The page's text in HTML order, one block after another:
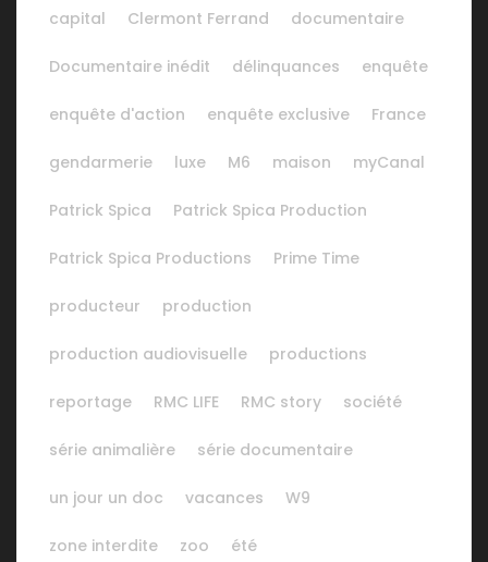
capital Clermont Ferrand documentaire
Documentaire inédit délinquances enquête
enquête d'action enquête exclusive France
gendarmerie luxe M6 maison myCanal
Patrick Spica Patrick Spica Production
Patrick Spica Productions Prime Time
producteur production
production audiovisuelle productions
reportage RMC LIFE RMC story société
série animalière série documentaire
un jour un doc vacances W9
zone interdite zoo été